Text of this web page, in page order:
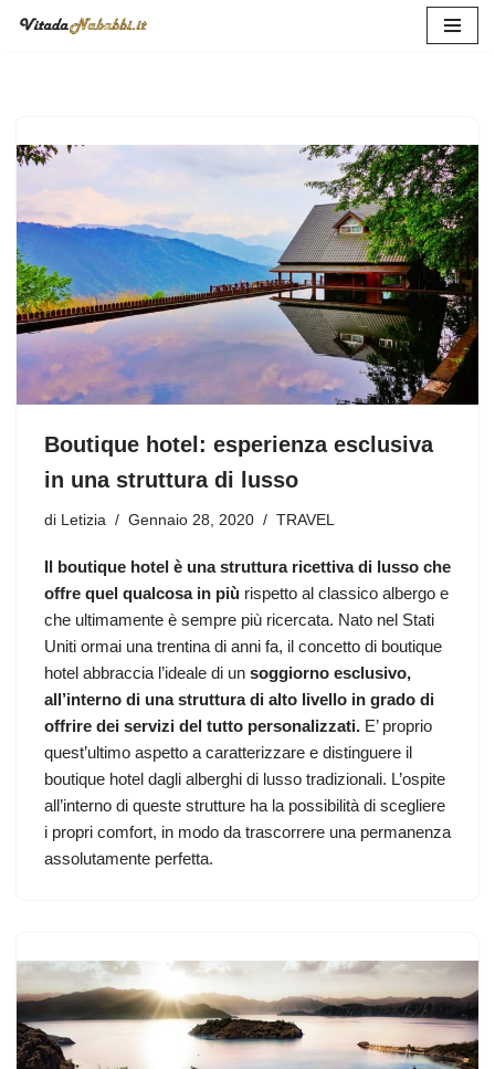
Boutique hotel: esperienza esclusiva
in una struttura di lusso
di Letizia Gennaio 28, 2020 TRAVEL
Il boutique hotel è una struttura ricettiva di lusso che
offre quel qualcosa in più rispetto al classico albergo e
che ultimamente è sempre più ricercata. Nato nel Stati
Uniti ormai una trentina di anni fa, il concetto di boutique
hotel abbraccia l’ideale di un soggiorno esclusivo,
all’interno di una struttura di alto livello in grado di
offrire dei servizi del tutto personalizzati. E’ proprio
quest’ultimo aspetto a caratterizzare e distinguere il
boutique hotel dagli alberghi di lusso tradizionali. L’ospite
all’interno di queste strutture ha la possibilità di scegliere
i propri comfort, in modo da trascorrere una permanenza
assolutamente perfetta.